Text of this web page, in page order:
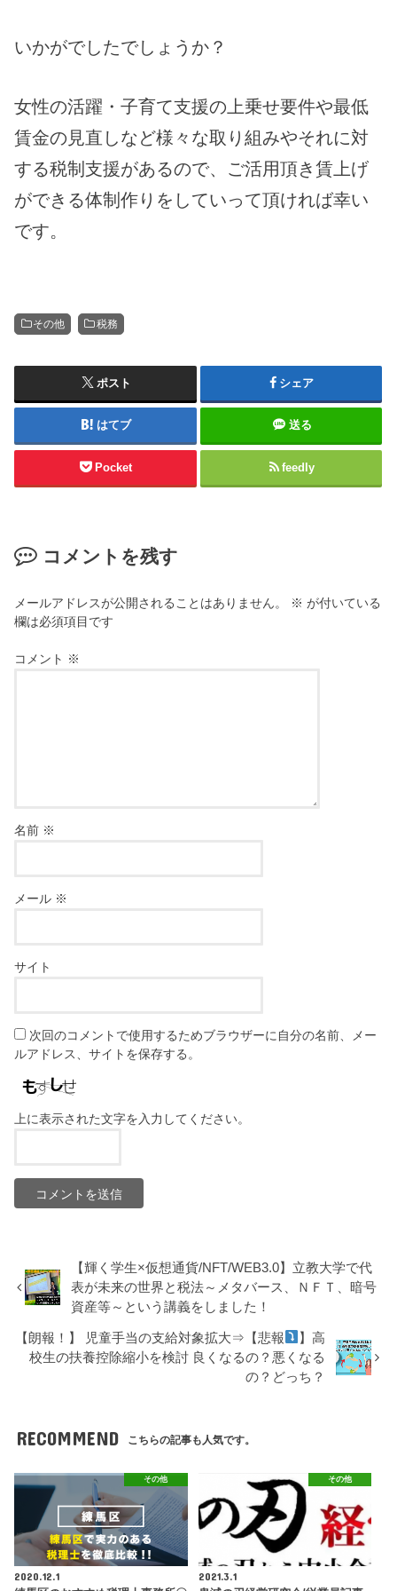
いかがでしたでしょうか？
女性の活躍・子育て支援の上乗せ要件や最低
賃金の見直しなど様々な取り組みやそれに対
する税制支援があるので、ご活用頂き賃上げ
ができる体制作りをしていって頂ければ幸い
です。
その他 税務
ポスト シェア
はてブ 送る
Pocket feedly
コメントを残す
メールアドレスが公開されることはありません。 ※ が付いている
欄は必須項目です
コメント ※
名前 ※
メール ※
サイト
次回のコメントで使用するためブラウザーに自分の名前、メー
ルアドレス、サイトを保存する。
上に表示された文字を入力してください。
【輝く学生×仮想通貨/NFT/WEB3.0】立教大学で代
表が未来の世界と税法～メタバース、ＮＦＴ、暗号
資産等～という講義をしました！
【朗報！】 児童手当の支給対象拡大⇒【悲報
】高
校生の扶養控除縮小を検討 良くなるの？悪くなる
の？どっち？
RECOMMEND こちらの記事も人気です。
その他
2020.12.1
その他
2021.3.1